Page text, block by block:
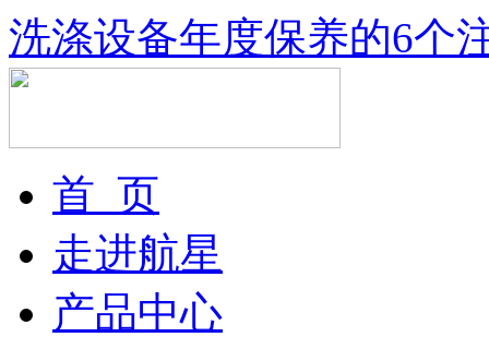
洗涤设备年度保养的6个
首 页
走进航星
产品中心